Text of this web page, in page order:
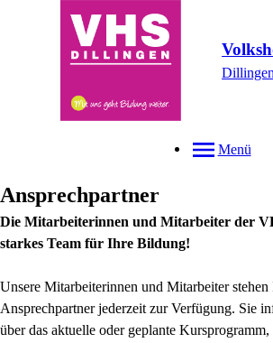
Dillingen
Menü
Ansprechpartner
Die Mitarbeiterinnen und Mitarbeiter der
starkes Team für Ihre Bildung!
Unsere Mitarbeiterinnen und Mitarbeiter stehen
Ansprechpartner jederzeit zur Verfügung. Sie
über das aktuelle oder geplante